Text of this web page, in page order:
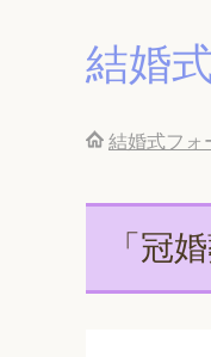
結婚
結婚式フォ
「冠